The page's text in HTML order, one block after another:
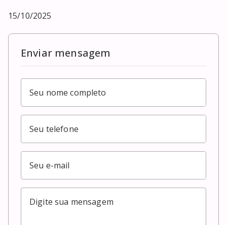
15/10/2025
Enviar mensagem